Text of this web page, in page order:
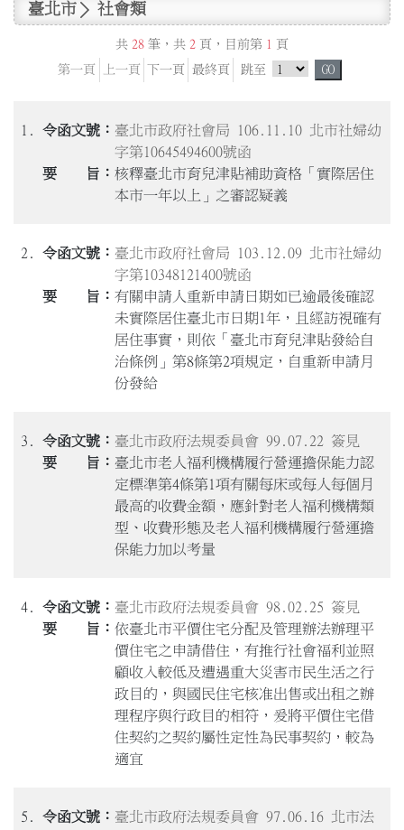
臺北市 社會類
共 28 筆，共 2 頁，目前第 1
頁
第一頁
上一頁 下一頁 最終頁 跳至 跳頁選單 GO
1.
臺北市政府社會局 106.11.10 北市社婦幼
字第10645494600號函
核釋臺北市育兒津貼補助資格「實際居住
本市一年以上」之審認疑義
2.
臺北市政府社會局 103.12.09 北市社婦幼
字第10348121400號函
有關申請人重新申請日期如已逾最後確認
未實際居住臺北市日期1年，且經訪視確有
居住事實，則依「臺北市育兒津貼發給自
治條例」第8條第2項規定，自重新申請月
份發給
3.
臺北市政府法規委員會 99.07.22 簽見
臺北市老人福利機構履行營運擔保能力認
定標準第4條第1項有關每床或每人每個月
最高的收費金額，應針對老人福利機構類
型、收費形態及老人福利機構履行營運擔
保能力加以考量
4.
臺北市政府法規委員會 98.02.25 簽見
依臺北市平價住宅分配及管理辦法辦理平
價住宅之申請借住，有推行社會福利並照
顧收入較低及遭遇重大災害市民生活之行
政目的，與國民住宅核准出售或出租之辦
理程序與行政目的相符，爰將平價住宅借
住契約之契約屬性定性為民事契約，較為
適宜
5.
臺北市政府法規委員會 97.06.16 北市法